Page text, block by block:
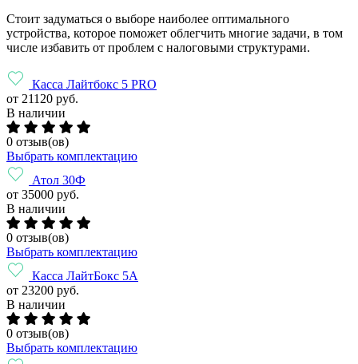
Стоит задуматься о выборе наиболее оптимального
устройства, которое поможет облегчить многие задачи, в том
числе избавить от проблем с налоговыми структурами.
Касса Лайтбокс 5 PRO
от 21120 руб.
В наличии
0 отзыв(ов)
Выбрать комплектацию
Атол 30Ф
от 35000 руб.
В наличии
0 отзыв(ов)
Выбрать комплектацию
Касса ЛайтБокс 5А
от 23200 руб.
В наличии
0 отзыв(ов)
Выбрать комплектацию